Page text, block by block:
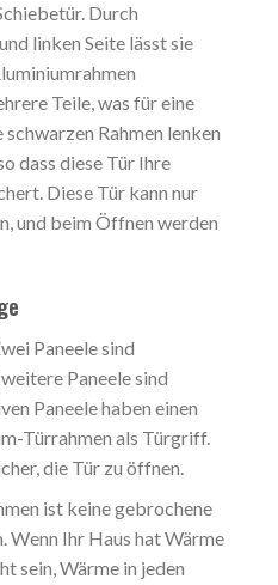
Durch
linken Seite lässt sie
Teile, was für eine
Rahmen lenken
dass diese Tür Ihre
Diese Tür kann nur
und beim Öffnen werden
Paneele sind
Paneele sind
Paneele haben einen
Türrahmen als Türgriff.
die Tür zu öffnen.
ist keine gebrochene
Wenn Ihr Haus hat Wärme
sein, Wärme in jeden